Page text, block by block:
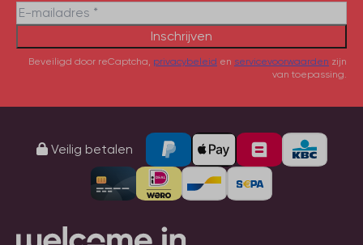
Inschrijven
Beveiligd door reCaptcha, privacybeleid en servicevoorwaarden zijn
van toepassing.
Veilig betalen